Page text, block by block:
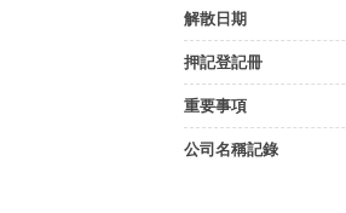
解散日期
押記登記冊
重要事項
公司名稱記錄